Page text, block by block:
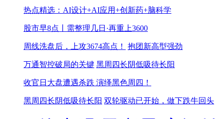
热点精选：AI设计+AI应用+创新药+脑科学
股市早8点丨需整理几日·再重上3600
周线洗盘后，上攻3674高点！ 抱团新高型强劲
万通智控破局的关键 黑周四长阴低吸待长阳
收官日大盘遭遇杀跌 演绎黑色周四！
黑周四长阴低吸待长阳 双轮驱动已开始，做下跌牛回头